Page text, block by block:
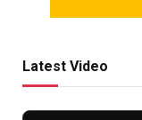
Latest Video